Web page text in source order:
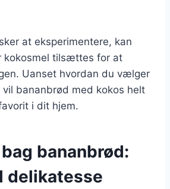
at eksperimentere, kan
kokosmel tilsættes for at
Uanset hvordan du vælger
bananbrød med kokos helt
i dit hjem.
bananbrød:
delikatesse